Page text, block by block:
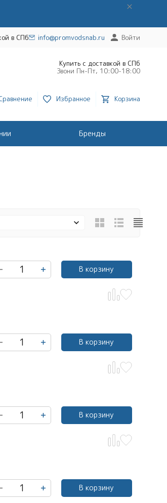
в СПб info@promvodsnab.ru Войти
Купить с доставкой в СПб
Звони Пн-Пт, 10:00-18:00
Избранное Корзина
Бренды
В корзину
В корзину
В корзину
В корзину